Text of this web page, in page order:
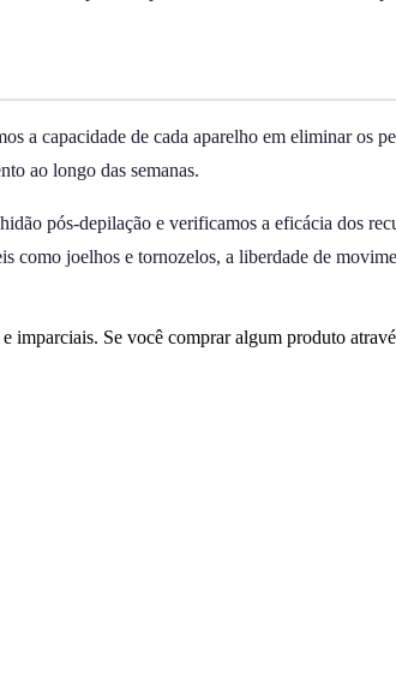
a capacidade de cada aparelho em eliminar os
ao longo das semanas.
pós-depilação e verificamos a eficácia dos
como joelhos e tornozelos, a liberdade de
imparciais. Se você comprar algum produto